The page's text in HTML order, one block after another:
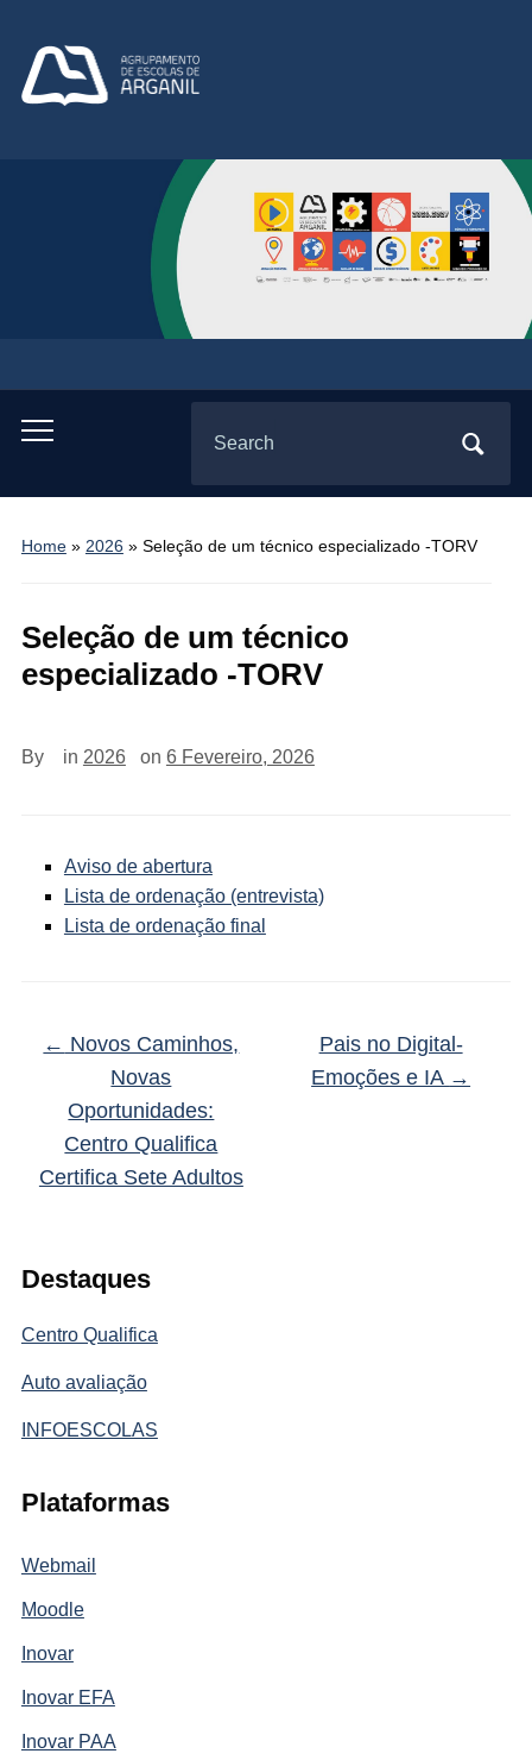
Toggle
menu
for:
Home» 2026 » Seleção de um técnico especializado -TORV
Destaques
Centro Qualifica
Auto avaliação
INFOESCOLAS
Plataformas
Webmail
Moodle
Inovar
Inovar EFA
Inovar PAA
Seleção de um técnico
especializado -TORV
By in 2026 on 6 Fevereiro, 2026
Aviso de abertura
Lista de ordenação (entrevista)
Lista de ordenação final
← Novos Caminhos,
Novas
Oportunidades:
Centro Qualifica
Certifica Sete Adultos
Pais no Digital-
Emoções e IA →